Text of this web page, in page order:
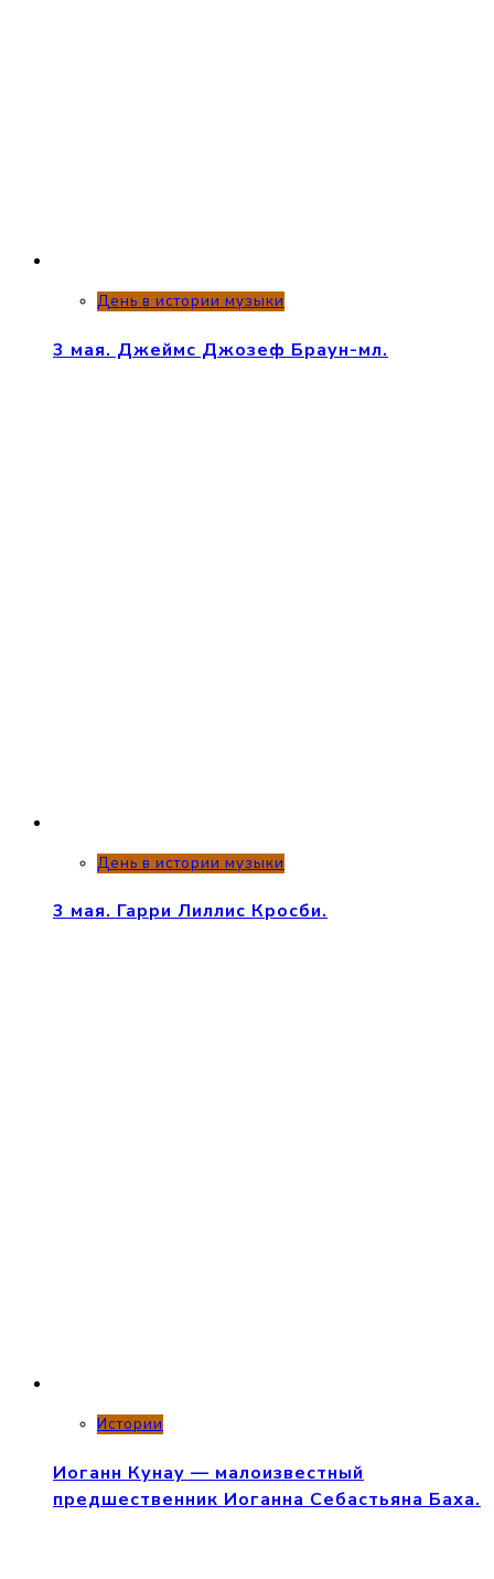
День в истории музыки
3 мая. Джеймс Джозеф Браун-мл.
День в истории музыки
3 мая. Гарри Лиллис Кросби.
Истории
Иоганн Кунау — малоизвестный
предшественник Иоганна Себастьяна Баха.